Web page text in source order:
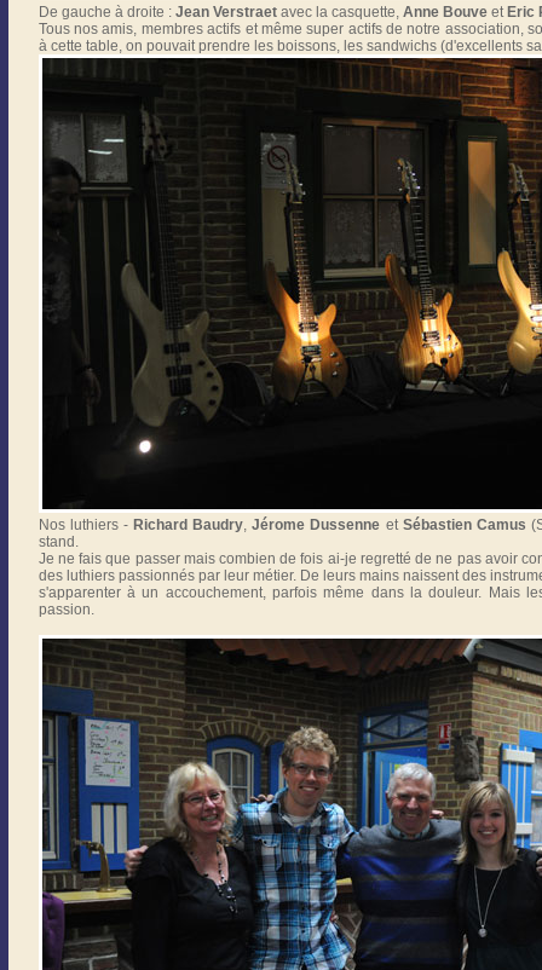
De gauche à droite : Jean Verstraetavec la casquette, Anne BouveetEric
Tous nos amis, membres actifs et même super actifs de notre association,
à cette table, on pouvait prendre les boissons, les sandwichs (d'excellents
Nos luthiers -Richard Baudry,Jérome Dussenne et Sébastien Camus
stand.
Je ne fais que passer mais combien de fois ai-je regretté de ne pas avoir
des luthiers passionnés par leur métier. De leurs mains naissent des
s'apparenter à un accouchement, parfois même dans la douleur. Mais
passion.